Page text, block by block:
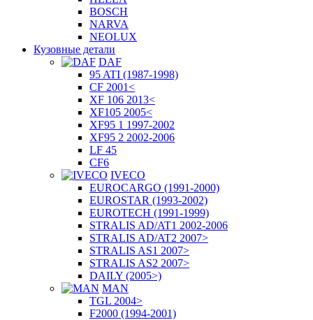
BOSCH
NARVA
NEOLUX
Кузовные детали
DAF
95 ATI (1987-1998)
CF 2001<
XF 106 2013<
XF105 2005<
XF95 1 1997-2002
XF95 2 2002-2006
LF 45
CF6
IVECO
EUROCARGO (1991-2000)
EUROSTAR (1993-2002)
EUROTECH (1991-1999)
STRALIS AD/AT1 2002-2006
STRALIS AD/AT2 2007>
STRALIS AS1 2007>
STRALIS AS2 2007>
DAILY (2005>)
MAN
TGL 2004>
F2000 (1994-2001)